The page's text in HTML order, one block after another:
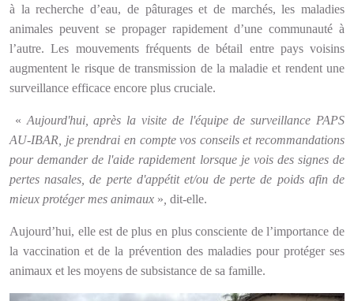
à la recherche d’eau, de pâturages et de marchés, les maladies
animales peuvent se propager rapidement d’une communauté à
l’autre. Les mouvements fréquents de bétail entre pays voisins
augmentent le risque de transmission de la maladie et rendent une
surveillance efficace encore plus cruciale.
«Aujourd'hui, après la visite de l'équipe de surveillance PAPS
AU-IBAR, je prendrai en compte vos conseils et recommandations
pour demander de l'aide rapidement lorsque je vois des signes de
pertes nasales, de perte d'appétit et/ou de perte de poids afin de
mieux protéger mes animaux », dit-elle.
Aujourd’hui, elle est de plus en plus consciente de l’importance de
la vaccination et de la prévention des maladies pour protéger ses
animaux et les moyens de subsistance de sa famille.